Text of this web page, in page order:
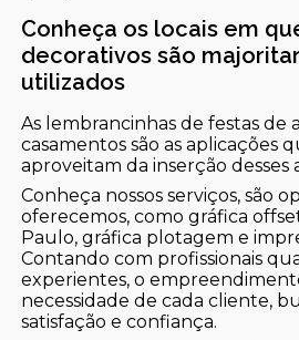
Conheça os locais em
decorativos são
utilizados
As lembrancinhas de festas de
casamentos são as aplicações
aproveitam da inserção desses
Conheça nossos serviços, são
oferecemos, como gráfica
Paulo, gráfica plotagem e
Contando com profissionais
experientes, o
necessidade de cada cliente,
satisfação e confiança.